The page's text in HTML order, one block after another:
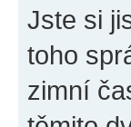
Jste si
toho
zimní